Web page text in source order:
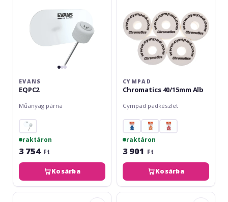
EVANS
EQPC2
Műanyag párna
raktáron
3 754 Ft
Kosárba
CYMPAD
Chromatics 40/15mm Alb
Cympad padkészlet
raktáron
3 901 Ft
Kosárba
SlapKlatz
SlapKlatz